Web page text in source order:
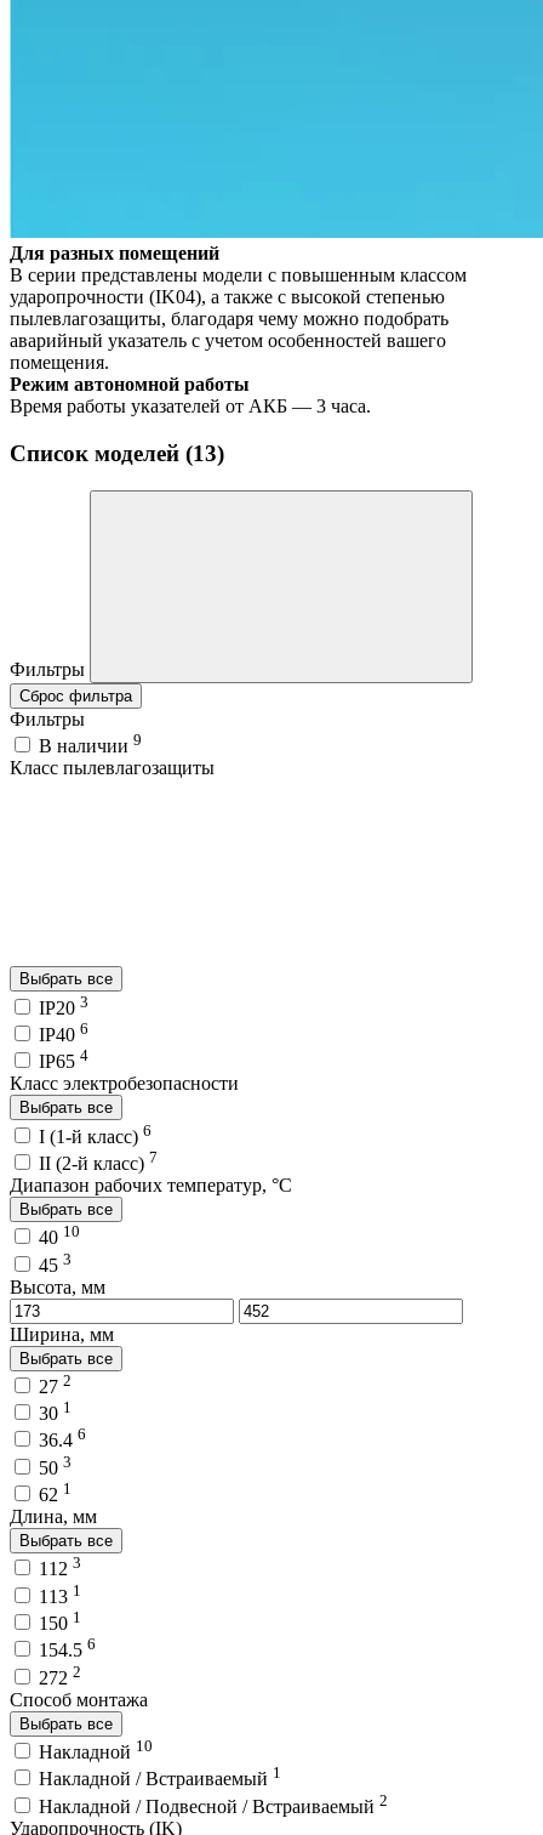
Для разных помещений
В серии представлены модели с повышенным классом
ударопрочности (IK04), а также с высокой степенью
пылевлагозащиты, благодаря чему можно подобрать
аварийный указатель с учетом особенностей вашего
помещения.
Режим автономной работы
Время работы указателей от АКБ — 3 часа.
Список моделей (13)
Фильтры
Сброс фильтра
Фильтры
В наличии 9
Класс пылевлагозащиты
Выбрать все
IP20 3
IP40 6
IP65 4
Класс электробезопасности
Выбрать все
I (1-й класс) 6
II (2-й класс) 7
Диапазон рабочих температур, °C
Выбрать все
40 10
45 3
Высота, мм
Ширина, мм
Выбрать все
27 2
30 1
36.4 6
50 3
62 1
Длина, мм
Выбрать все
112 3
113 1
150 1
154.5 6
272 2
Способ монтажа
Выбрать все
Накладной 10
Накладной / Встраиваемый 1
Накладной / Подвесной / Встраиваемый 2
Ударопрочность (IK)